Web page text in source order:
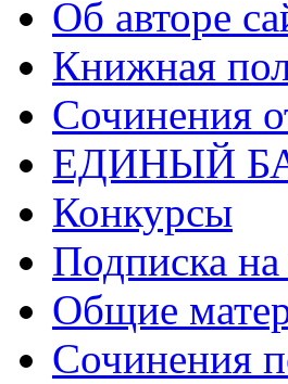
Об авторе
Книжная
Cочинения
ЕДИНЫЙ
Конкурсы
Подписка на
Общие
Сочинения